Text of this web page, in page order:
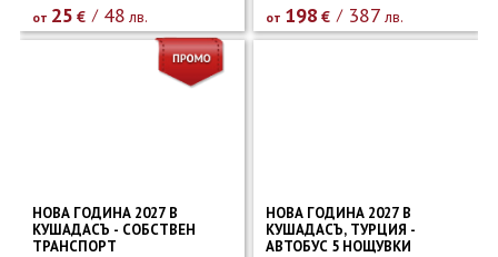
от 25 € 48 лв. от 198 € 387 лв.
НОВА ГОДИНА 2027 В
КУШАДАСЪ - СОБСТВЕН
ТРАНСПОРТ
НОВА ГОДИНА 2027 В
КУШАДАСЪ, ТУРЦИЯ -
АВТОБУС 5 НОЩУВКИ